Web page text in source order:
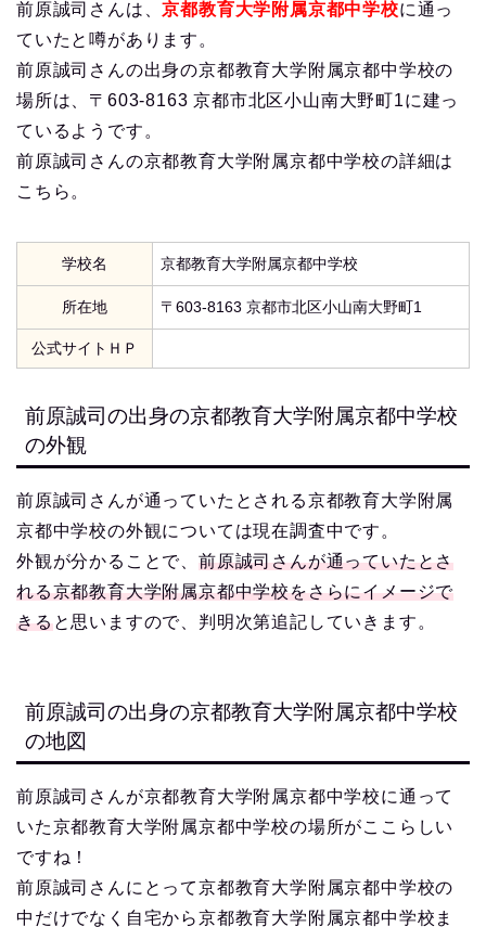
前原誠司さんは、京都教育大学附属京都中学校に通っ
ていたと噂があります。
前原誠司さんの出身の京都教育大学附属京都中学校の
場所は、〒603-8163 京都市北区小山南大野町1に建っ
ているようです。
前原誠司さんの京都教育大学附属京都中学校の詳細は
こちら。
学校名 京都教育大学附属京都中学校
所在地 〒603-8163 京都市北区小山南大野町1
公式サイトＨＰ
前原誠司の出身の京都教育大学附属京都中学校
の外観
前原誠司さんが通っていたとされる京都教育大学附属
京都中学校の外観については現在調査中です。
外観が分かることで、 前原誠司さんが通っていたとさ
れる京都教育大学附属京都中学校をさらにイメージで
きると思いますので、判明次第追記していきます。
前原誠司の出身の京都教育大学附属京都中学校
の地図
前原誠司さんが京都教育大学附属京都中学校に通って
いた京都教育大学附属京都中学校の場所がここらしい
ですね！
前原誠司さんにとって京都教育大学附属京都中学校の
中だけでなく自宅から京都教育大学附属京都中学校ま